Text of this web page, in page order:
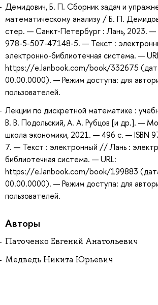
Демидович, Б. П. Сборник задач и
математическому анализу / Б. П.
стер. — Санкт-Петербург : Лань, 2023. —
978-5-507-47148-5. — Текст :
электронно-библиотечная система. —
https://e.lanbook.com/book/332675
00.00.0000). — Режим доступа: для
пользователей.
Лекции по дискретной математике :
В. В. Подольский, А. А. Рубцов [и др.]. —
школа экономики, 2021. — 496 с. — ISBN
7. — Текст : электронный // Лань :
библиотечная система. — URL:
https://e.lanbook.com/book/199883
00.00.0000). — Режим доступа: для
пользователей.
Авторы
Паточенко Евгений Анатольевич
Медведь Никита Юрьевич